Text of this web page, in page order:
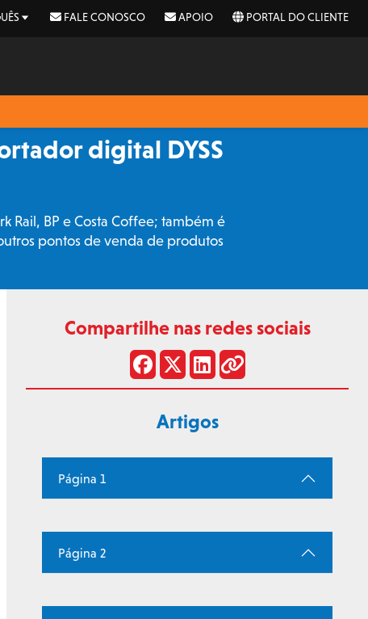
FALE CONOSCO APOIO PORTAL DO CLIENTE
digital DYSS
Rail, BP e Costa Coffee; também é
pontos de venda de produtos
Compartilhe nas redes sociais
Artigos
Página 1
Página 2